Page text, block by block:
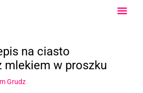
na ciasto
mlekiem w proszku
Grudz